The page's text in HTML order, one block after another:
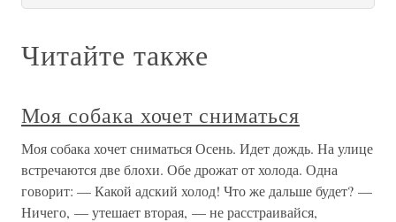
Читайте также
Моя собака хочет сниматься
Моя собака хочет сниматься Осень. Идет дождь. На улице
встречаются две блохи. Обе дрожат от холода. Одна
говорит: — Какой адский холод! Что же дальше будет? —
Ничего, — утешает вторая, — не расстраивайся,